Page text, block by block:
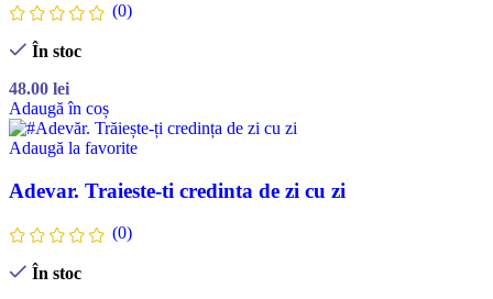
(0)
În stoc
48.00 lei
Adaugă în coș
Adaugă la favorite
Adevar. Traieste-ti credinta de zi cu zi
(0)
În stoc